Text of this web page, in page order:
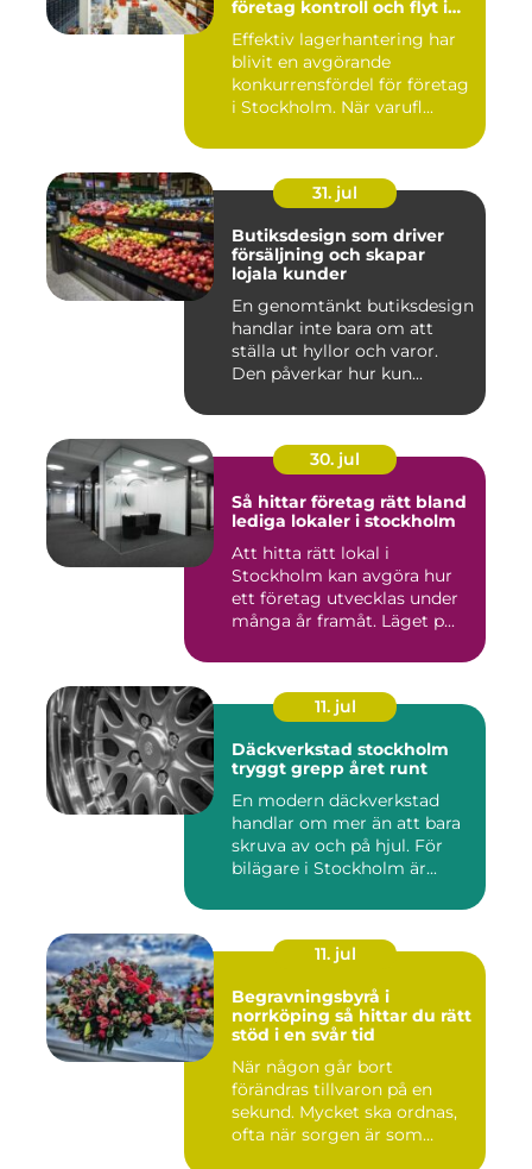
företag kontroll och flyt i
Effektiv lagerhantering har
blivit en avgörande
konkurrensfördel för företag
i Stockholm. När varufl...
31. jul
Butiksdesign som driver
försäljning och skapar
lojala kunder
En genomtänkt butiksdesign
handlar inte bara om att
ställa ut hyllor och varor.
Den påverkar hur kun...
30. jul
Så hittar företag rätt bland
lediga lokaler i stockholm
Att hitta rätt lokal i
Stockholm kan avgöra hur
ett företag utvecklas under
många år framåt. Läget p...
11. jul
Däckverkstad stockholm
tryggt grepp året runt
En modern däckverkstad
handlar om mer än att bara
skruva av och på hjul. För
bilägare i Stockholm är...
11. jul
Begravningsbyrå i
norrköping så hittar du rätt
stöd i en svår tid
När någon går bort
förändras tillvaron på en
sekund. Mycket ska ordnas,
ofta när sorgen är som